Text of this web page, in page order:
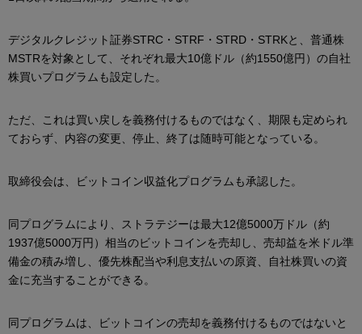
デジタルクレジット証券STRC・STRF・STRD・STRKと、普通株
MSTRを対象として、それぞれ最大10億ドル（約1550億円）の自社
株買いプログラムも設定した。
ただ、これは買い戻しを義務付けるものではなく、期限も定められ
ておらず、内容の変更、停止、終了は随時可能となっている。
取締役会は、ビットコイン収益化プログラムも承認した。
同プログラムにより、ストラテジーは最大12億5000万ドル（約
1937億5000万円）相当のビットコインを売却し、売却益を米ドル準
備金の積み増し、優先株配当や利息支払いの原資、自社株買いの資
金に充当することができる。
同プログラムは、ビットコインの売却を義務付けるものではないと